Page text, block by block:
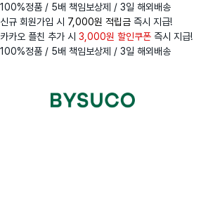
100%정품 / 5배 책임보상제 / 3일 해외배송
신규 회원가입 시 7,000원 적립금 즉시 지급!
카카오 플친 추가 시 3,000원 할인쿠폰 즉시 지급!
100%정품 / 5배 책임보상제 / 3일 해외배송